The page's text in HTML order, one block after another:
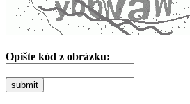
Opíšte kód z obrázku:
submit